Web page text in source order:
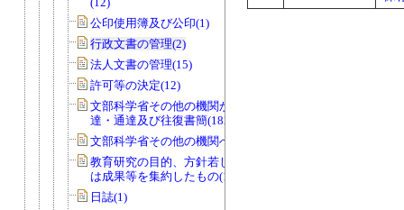
公印使用簿及び公印(1)
行政文書の管理(2)
法人文書の管理(15)
許可等の決定(12)
文部科学省その他の機関からの諸令
達・通達及び往復書簡(182)
文部科学省その他の機関への報告等(74)
教育研究の目的、方針若しくは計画又
は成果等を集約したもの(14)
日誌(1)